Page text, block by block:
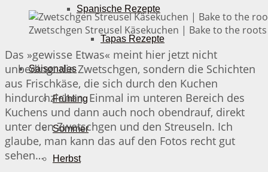
Spanische Rezepte
Tapas Rezepte
Saisonales
Frühling
Sommer
Herbst
Zwetschgen Streusel Käsekuchen | Bake to the roots
Das »gewisse Etwas« meint hier jetzt nicht
unbedingt die Zwetschgen, sondern die Schichten
aus Frischkäse, die sich durch den Kuchen
hindurchziehen. Einmal im unteren Bereich des
Kuchens und dann auch noch obendrauf, direkt
unter den Zwetschgen und den Streuseln. Ich
glaube, man kann das auf den Fotos recht gut
sehen…